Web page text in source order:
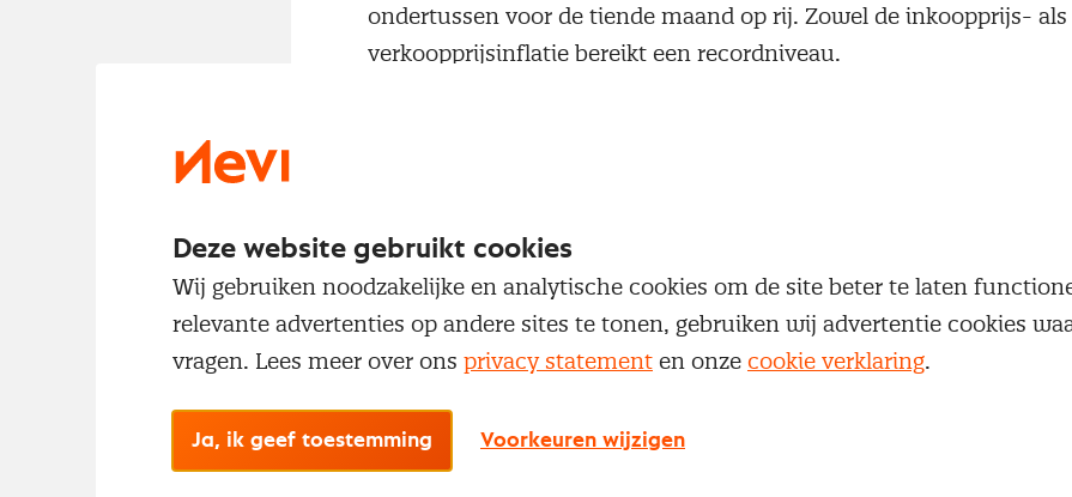
ondertussen voor de tiende maand op rij. Zowel de inkoopprijs- als
verkoopprijsinflatie bereikt een recordniveau.
Record inkoopmanagersindex industrie
tekort aan chips
“De snelle groei zet nog meer druk op toeleveringsketens”, zegt
sectoreconoom industrie bij ABN AMRO inzijn redactionele
maandop de Nevi Inkoopmanagersindex voor de Nederlandse
groeiende tekort aan chips belemmert een toenemend aantal
bijvoorbeeld auto’s, maar ook de productie van broodroosters,
Deze website gebruikt cookies
Wij gebruiken noodzakelijke en analytische cookies om de site beter te laten
relevante advertenties op andere sites te tonen, gebruiken wij advertentie cookies
vragen. Lees meer over ons privacy statement en onze cookie verklaring.
Ja, ik geef toestemming Voorkeuren wijzigen